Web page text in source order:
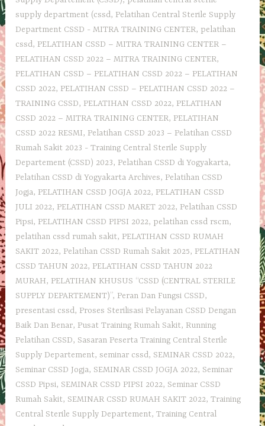
supply department (cssd, Pelatihan Central Sterile Supply
Department CSSD - MITRA TRAINING CENTER, pelatihan
cssd, PELATIHAN CSSD – MITRA TRAINING CENTER –
PELATIHAN CSSD 2022 – MITRA TRAINING CENTER,
PELATIHAN CSSD – PELATIHAN CSSD 2022 – PELATIHAN
CSSD 2022, PELATIHAN CSSD – PELATIHAN CSSD 2022 –
TRAINING CSSD, PELATIHAN CSSD 2022, PELATIHAN
CSSD 2022 – MITRA TRAINING CENTER, PELATIHAN
CSSD 2022 RESMI, Pelatihan CSSD 2023 – Pelatihan CSSD
Rumah Sakit 2023 - Training Central Sterile Supply
Departement‎ (CSSD) 2023, Pelatihan CSSD di Yogyakarta,
Pelatihan CSSD di Yogyakarta Archives, Pelatihan CSSD
Jogja, PELATIHAN CSSD JOGJA 2022, PELATIHAN CSSD
JULI 2022, PELATIHAN CSSD MARET 2022, Pelatihan CSSD
Pipsi, PELATIHAN CSSD PIPSI 2022, pelatihan cssd rscm,
pelatihan cssd rumah sakit, PELATIHAN CSSD RUMAH
SAKIT 2022, Pelatihan CSSD Rumah Sakit 2025, PELATIHAN
CSSD TAHUN 2022, PELATIHAN CSSD TAHUN 2022
MURAH, PELATIHAN KHUSUS “CSSD (CENTRAL STERILE
SUPPLY DEPARTEMENT)”, Peran Dan Fungsi CSSD,
presentasi cssd, Proses Sterilisasi Pelayanan CSSD Dengan
Baik Dan Benar, Pusat Training Rumah Sakit, Running
Pelatihan CSSD, Sasaran Peserta Training Central Sterile
Supply Departement,seminar cssd, SEMINAR CSSD 2022,
Seminar CSSD Jogja, SEMINAR CSSD JOGJA 2022, Seminar
CSSD Pipsi, SEMINAR CSSD PIPSI 2022, Seminar CSSD
Rumah Sakit, SEMINAR CSSD RUMAH SAKIT 2022,Training
Central Sterile Supply Departement,Training Central